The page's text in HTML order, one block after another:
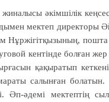
әкімшілік
мек­теп директоры
Нұржігітқызының,
кентінде болған
қақы­ратып
салынған
Әп-әдемі мектептің